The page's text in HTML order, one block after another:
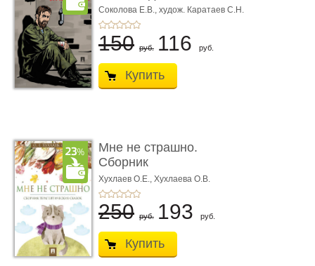
Соколова Е.В., худож. Каратаев С.Н.
150 руб. 116 руб.
Купить
Мне не страшно.
Сборник
терапевтических
сказо� ...
Хухлаев О.Е., Хухлаева О.В.
250 руб. 193 руб.
Купить